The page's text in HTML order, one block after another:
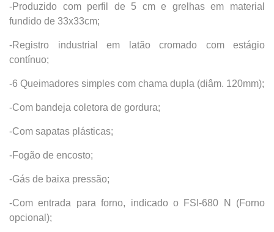
-Produzido com perfil de 5 cm e grelhas em material
fundido de 33x33cm;
-Registro industrial em latão cromado com estágio
contínuo;
-6 Queimadores simples com chama dupla (diâm. 120mm);
-Com bandeja coletora de gordura;
-Com sapatas plásticas;
-Fogão de encosto;
-Gás de baixa pressão;
-Com entrada para forno, indicado o FSI-680 N (Forno
opcional);